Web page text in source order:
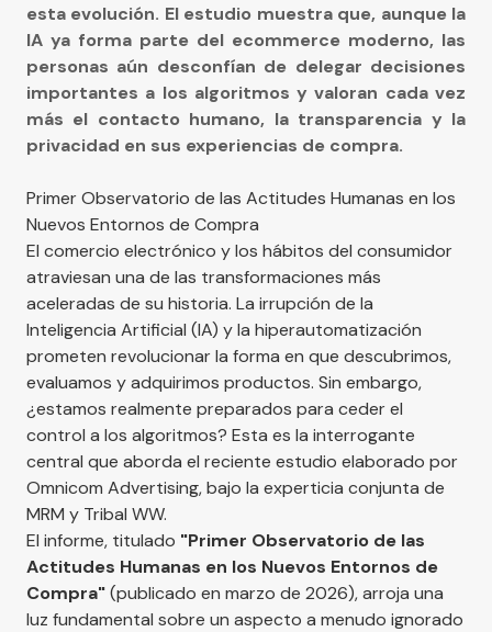
esta evolución. El estudio muestra que, aunque la
IA ya forma parte del ecommerce moderno, las
personas aún desconfían de delegar decisiones
importantes a los algoritmos y valoran cada vez
más el contacto humano, la transparencia y la
privacidad en sus experiencias de compra.
Primer Observatorio de las Actitudes Humanas en los
Nuevos Entornos de Compra
El comercio electrónico y los hábitos del consumidor
atraviesan una de las transformaciones más
aceleradas de su historia. La irrupción de la
Inteligencia Artificial (IA) y la hiperautomatización
prometen revolucionar la forma en que descubrimos,
evaluamos y adquirimos productos. Sin embargo,
¿estamos realmente preparados para ceder el
control a los algoritmos? Esta es la interrogante
central que aborda el reciente estudio elaborado por
Omnicom Advertising, bajo la experticia conjunta de
MRM y Tribal WW.
El informe, titulado "Primer Observatorio de las
Actitudes Humanas en los Nuevos Entornos de
Compra"(publicado en marzo de 2026), arroja una
luz fundamental sobre un aspecto a menudo ignorado